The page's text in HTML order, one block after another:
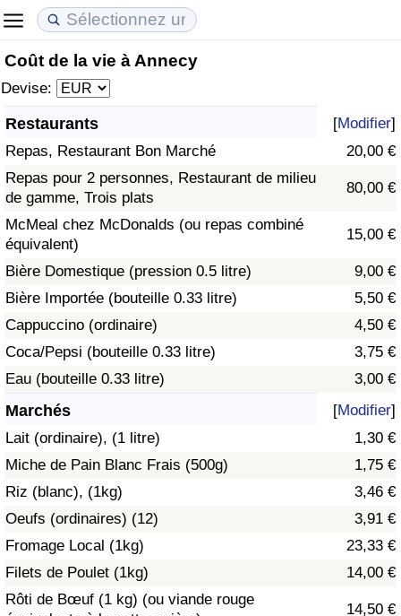
Coût de la vie à Annecy
Devise:
Restaurants [Modifier]
Repas, Restaurant Bon Marché
20,00 €
Repas pour 2 personnes, Restaurant de milieu
de gamme, Trois plats
80,00 €
McMeal chez McDonalds (ou repas combiné
équivalent)
15,00 €
Bière Domestique (pression 0.5 litre)
9,00 €
Bière Importée (bouteille 0.33 litre)
5,50 €
Cappuccino (ordinaire)
4,50 €
Coca/Pepsi (bouteille 0.33 litre)
3,75 €
Eau (bouteille 0.33 litre)
3,00 €
Marchés [Modifier]
Lait (ordinaire), (1 litre)
1,30 €
Miche de Pain Blanc Frais (500g)
1,75 €
Riz (blanc), (1kg)
3,46 €
Oeufs (ordinaires) (12)
3,91 €
Fromage Local (1kg)
23,33 €
Filets de Poulet (1kg)
14,00 €
Rôti de Bœuf (1 kg) (ou viande rouge
14,50 €
Coût de la vie
Indice du Coût de la Vie
Indice du coût de la vie par pays
à Akaba
Prix de l'immobilier
Indice des Prix de l'immobilier
Indice des Prix de l'immobilier par Pays
Qualité de Vie
Indice de Qualité de Vie (Actuel)
Indice de qualité de vie par pays
Criminalité
Indice de Criminalité (Actuel)
Indice de Criminalité
Indice de criminalité par pays
Soins de santé
Indice des soins de santé (Actuel)
Indice des soins de santé
Indice des soins de santé par Pays